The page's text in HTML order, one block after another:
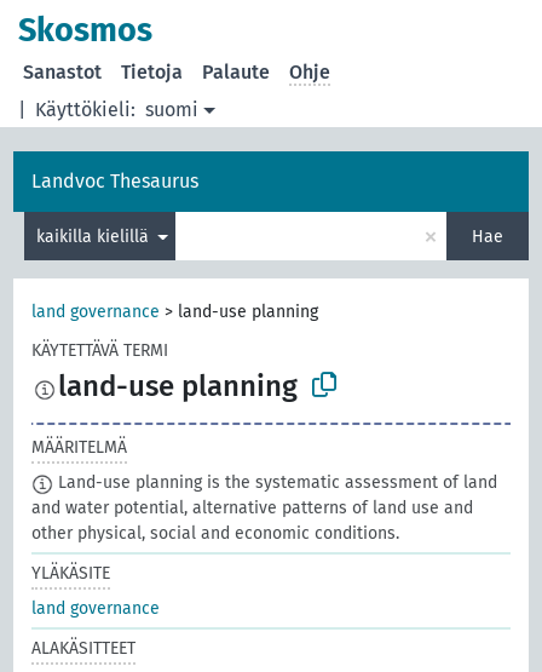
Skosmos
Käyttökieli: suomi
Sanastot Tietoja Palaute Ohje
Landvoc Thesaurus
kaikilla kielillä × Hae
land governance > land-use planning
KÄYTETTÄVÄ TERMI
land-use planning
MÄÄRITELMÄ
Land-use planning is the systematic assessment of land
and water potential, alternative patterns of land use and
other physical, social and economic conditions.
YLÄKÄSITE
land governance
ALAKÄSITTEET